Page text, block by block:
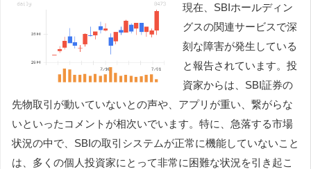
現在、SBIホールディン
グスの関連サービスで深
刻な障害が発生している
と報告されています。投
資家からは、SBI証券の
先物取引が動いていないとの声や、アプリが重い、繋がらな
いといったコメントが相次いでいます。特に、急落する市場
状況の中で、SBIの取引システムが正常に機能していないこと
は、多くの個人投資家にとって非常に困難な状況を引き起こ